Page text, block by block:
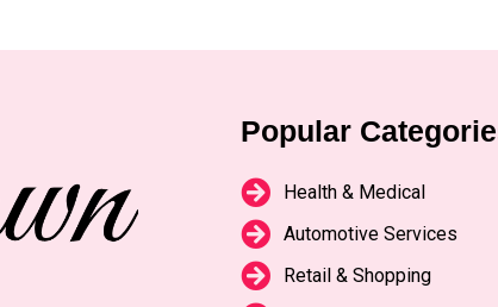
Popular
Health & Medical
Automotive Services
Retail & Shopping